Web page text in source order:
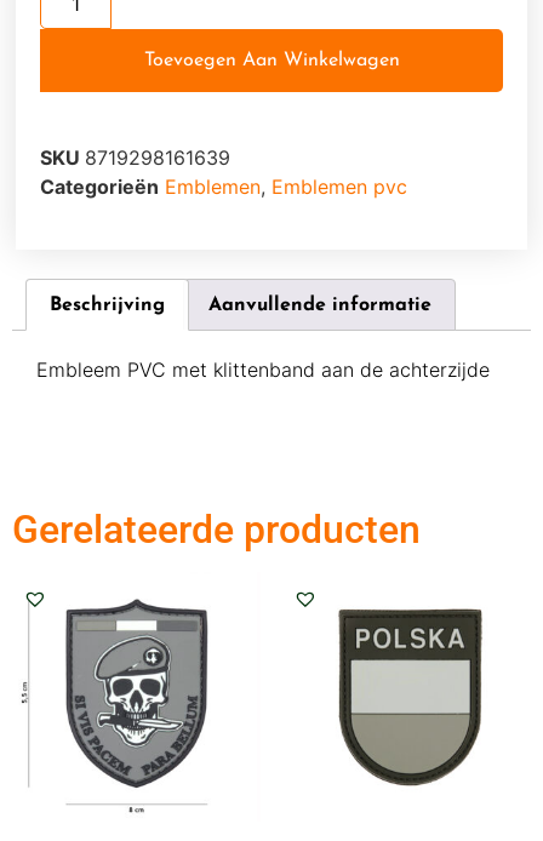
Toevoegen Aan Winkelwagen
SKU 8719298161639
Categorieën Emblemen, Emblemen pvc
Beschrijving Aanvullende informatie
Embleem PVC met klittenband aan de achterzijde
Gerelateerde producten